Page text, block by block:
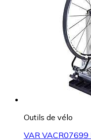
Outils de vélo
VAR VACR07699